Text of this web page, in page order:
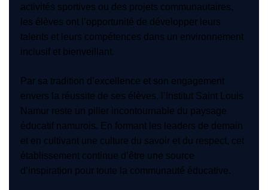
activités sportives ou des projets communautaires,
les élèves ont l’opportunité de développer leurs
talents et leurs compétences dans un environnement
inclusif et bienveillant.
Par sa tradition d’excellence et son engagement
envers la réussite de ses élèves, l’Institut Saint Louis
Namur reste un pilier incontournable du paysage
éducatif namurois. En formant les leaders de demain
et en cultivant une culture du savoir et du respect, cet
établissement continue d’être une source
d’inspiration pour toute la communauté éducative.